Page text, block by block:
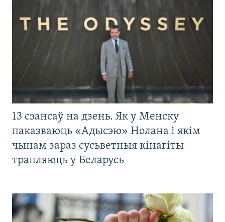
13 сэансаў на дзень. Як у Менску
паказваюць «Адысэю» Нолана і якім
чынам зараз сусьветныя кінагіты
трапляюць у Беларусь